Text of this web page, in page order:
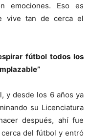
emociones. Eso es
vive tan de cerca el
fútbol todos los
y desde los 6 años ya
su Licenciatura
después, ahí fue
del fútbol y entró